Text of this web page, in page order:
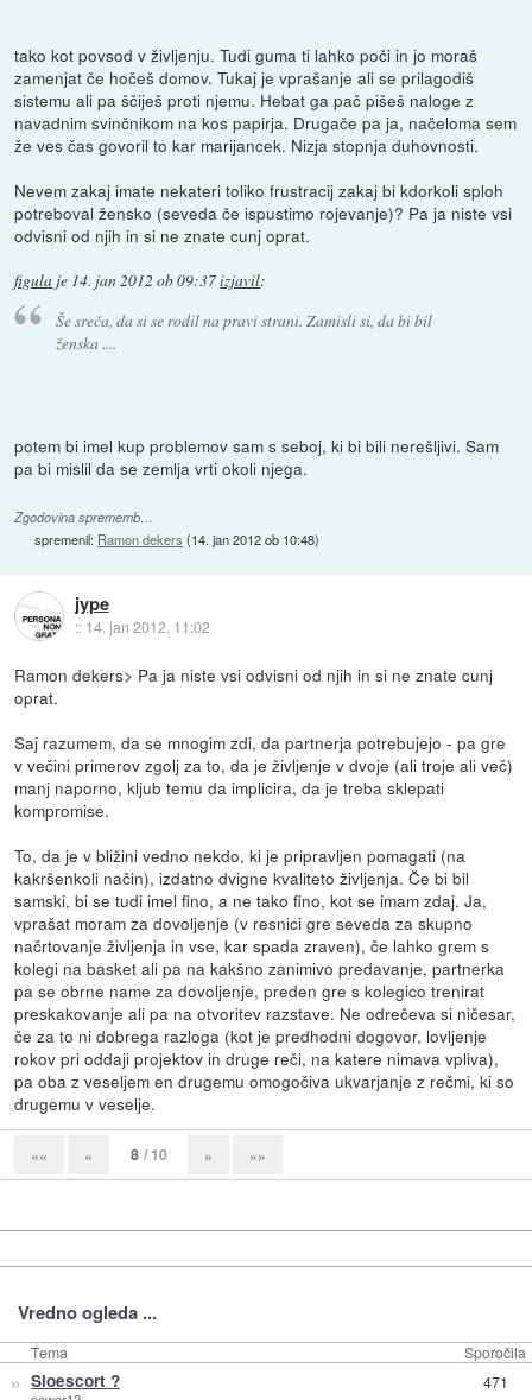
tako kot povsod v življenju. Tudi guma ti lahko poči in jo moraš
zamenjat če hočeš domov. Tukaj je vprašanje ali se prilagodiš
sistemu ali pa ščiješ proti njemu. Hebat ga pač pišeš naloge z
navadnim svinčnikom na kos papirja. Drugače pa ja, načeloma sem
že ves čas govoril to kar marijancek. Nizja stopnja duhovnosti.
Nevem zakaj imate nekateri toliko frustracij zakaj bi kdorkoli sploh
potreboval žensko (seveda če ispustimo rojevanje)? Pa ja niste vsi
odvisni od njih in si ne znate cunj oprat.
figula je 14. jan 2012 ob 09:37izjavil:
Še sreča, da si se rodil na pravi strani. Zamisli si, da bi bil
ženska ....
potem bi imel kup problemov sam s seboj, ki bi bili nerešljivi. Sam
pa bi mislil da se zemlja vrti okoli njega.
Zgodovina sprememb…
spremenil: Ramon dekers (14. jan 2012 ob 10:48)
jype
:: 14. jan 2012, 11:02
Ramon dekers> Pa ja niste vsi odvisni od njih in si ne znate cunj
oprat.
Saj razumem, da se mnogim zdi, da partnerja potrebujejo - pa gre
v večini primerov zgolj za to, da je življenje v dvoje (ali troje ali več)
manj naporno, kljub temu da implicira, da je treba sklepati
kompromise.
To, da je v bližini vedno nekdo, ki je pripravljen pomagati (na
kakršenkoli način), izdatno dvigne kvaliteto življenja. Če bi bil
samski, bi se tudi imel fino, a ne tako fino, kot se imam zdaj. Ja,
vprašat moram za dovoljenje (v resnici gre seveda za skupno
načrtovanje življenja in vse, kar spada zraven), če lahko grem s
kolegi na basket ali pa na kakšno zanimivo predavanje, partnerka
pa se obrne name za dovoljenje, preden gre s kolegico trenirat
preskakovanje ali pa na otvoritev razstave. Ne odrečeva si ničesar,
če za to ni dobrega razloga (kot je predhodni dogovor, lovljenje
rokov pri oddaji projektov in druge reči, na katere nimava vpliva),
pa oba z veseljem en drugemu omogočiva ukvarjanje z rečmi, ki so
drugemu v veselje.
«« « 8 / 10 » »»
Vredno ogleda ...
Tema Sporočila
» Sloescort ? 471